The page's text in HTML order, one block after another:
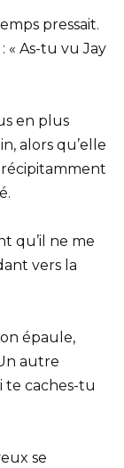
pressait.
« As-tu vu Jay
en plus
alors qu’elle
qu’il ne me
vers la
épaule,
autre
te caches-tu
se